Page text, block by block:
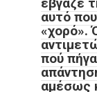
αυτό
«χορό».
πού
αμέσως